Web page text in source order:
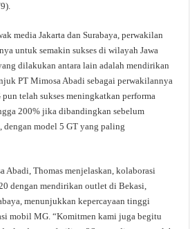
media Jakarta dan Surabaya, perwakilan
untuk semakin sukses di wilayah Jawa
dilakukan antara lain adalah mendirikan
PT Mimosa Abadi sebagai perwakilannya
telah sukses meningkatkan performa
200% jika dibandingkan sebelum
model 5 GT yang paling
Abadi, Thomas menjelaskan, kolaborasi
dengan mendirikan outlet di Bekasi,
menunjukkan kepercayaan tinggi
mobil MG. “Komitmen kami juga begitu